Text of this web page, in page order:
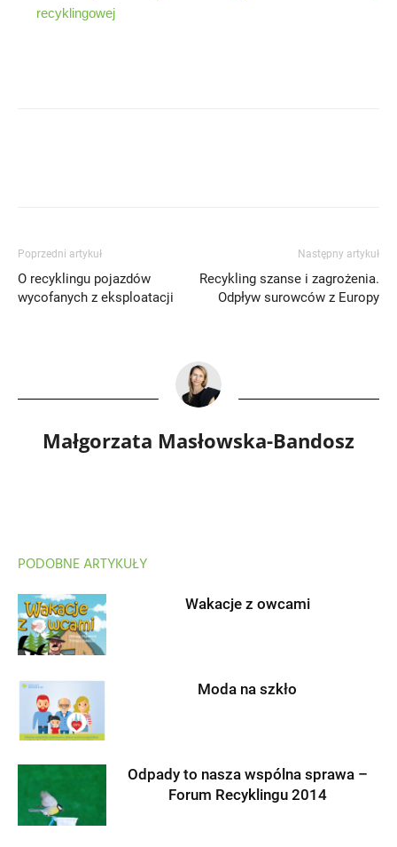
recyklingowej
Poprzedni artykuł
O recyklingu pojazdów
wycofanych z eksploatacji
Następny artykuł
Recykling szanse i zagrożenia.
Odpływ surowców z Europy
Małgorzata Masłowska-Bandosz
PODOBNE ARTYKUŁY
Wakacje z owcami
Moda na szkło
Odpady to nasza wspólna sprawa –
Forum Recyklingu 2014